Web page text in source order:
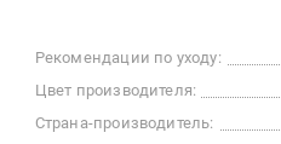
Рекомендации по уходу:
Цвет производителя:
Страна-производитель: